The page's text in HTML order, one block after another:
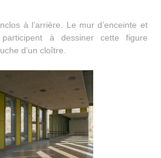
à l’arrière. Le mur d’enceinte et
à dessiner cette figure
d’un cloître.